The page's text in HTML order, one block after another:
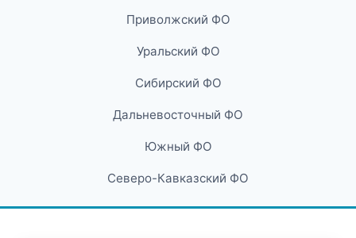
Приволжский ФО
Уральский ФО
Сибирский ФО
Дальневосточный ФО
Южный ФО
Северо-Кавказский ФО